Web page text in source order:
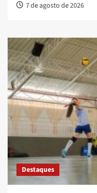
7 de agosto de 2026
Destaques